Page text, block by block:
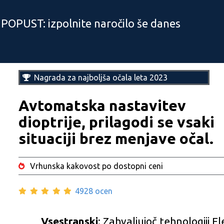
POPUST: izpolnite naročilo še danes
Nagrada za najboljša očala leta 2023
Avtomatska nastavitev
dioptrije, prilagodi se vsaki
situaciji brez menjave očal.
Vrhunska kakovost po dostopni ceni
4928 ocen
Vsestranski: Zahvaljujoč tehnologiji